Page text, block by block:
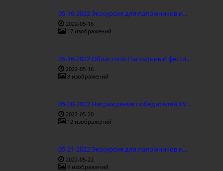
05-16-2022 Экскурсия для паломников и...
2022-05-16
17 изображений
05-16-2022 Областной Пасхальный фести...
2022-05-16
8 изображений
05-20-2022 Награждение победителей ХV...
2022-05-20
12 изображений
05-21-2022 Экскурсия для паломников и...
2022-05-22
9 изображений